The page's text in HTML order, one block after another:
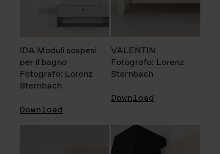
IDA Moduli sospesi
per il bagno
Fotografo: Lorenz
Sternbach
Download
VALENTIN
Fotografo: Lorenz
Sternbach
Download